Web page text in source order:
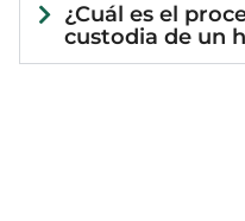
¿Cuál es el
custodia de un